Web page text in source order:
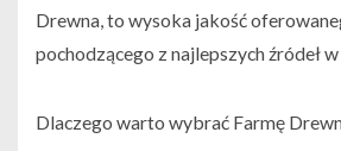
Drewna, to wysoka jakość
pochodzącego z najlepszych źródeł
Dlaczego warto wybrać Farmę